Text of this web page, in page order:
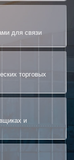
для связи
торговых
и